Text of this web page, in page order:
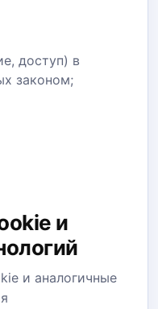
доступ) в
законом;
и
и аналогичные